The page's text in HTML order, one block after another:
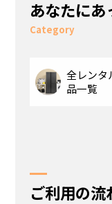
あなたにあ
Category
全レンタ
品一覧
ご利用の流